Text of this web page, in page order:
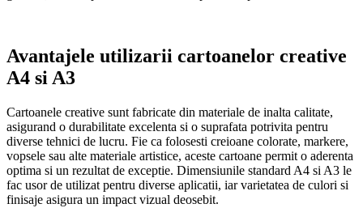
Avantajele utilizarii cartoanelor creative
A4 si A3
Cartoanele creative sunt fabricate din materiale de inalta calitate,
asigurand o durabilitate excelenta si o suprafata potrivita pentru
diverse tehnici de lucru. Fie ca folosesti creioane colorate, markere,
vopsele sau alte materiale artistice, aceste cartoane permit o aderenta
optima si un rezultat de exceptie. Dimensiunile standard A4 si A3 le
fac usor de utilizat pentru diverse aplicatii, iar varietatea de culori si
finisaje asigura un impact vizual deosebit.